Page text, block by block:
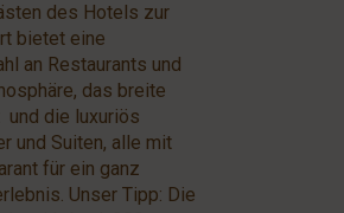
des Hotels zur
bietet eine
an Restaurants und
das breite
die luxuriös
und Suiten, alle mit
für ein ganz
Unser Tipp: Die